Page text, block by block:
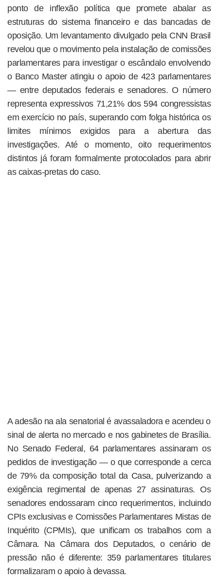
ponto de inflexão política que promete abalar as
estruturas do sistema financeiro e das bancadas de
oposição. Um levantamento divulgado pela CNN Brasil
revelou que o movimento pela instalação de comissões
parlamentares para investigar o escândalo envolvendo
o Banco Master atingiu o apoio de 423 parlamentares
— entre deputados federais e senadores. O número
representa expressivos 71,21% dos 594 congressistas
em exercício no país, superando com folga histórica os
limites mínimos exigidos para a abertura das
investigações. Até o momento, oito requerimentos
distintos já foram formalmente protocolados para abrir
as caixas-pretas do caso.
A adesão na ala senatorial é avassaladora e acendeu o
sinal de alerta no mercado e nos gabinetes de Brasília.
No Senado Federal, 64 parlamentares assinaram os
pedidos de investigação — o que corresponde a cerca
de 79% da composição total da Casa, pulverizando a
exigência regimental de apenas 27 assinaturas. Os
senadores endossaram cinco requerimentos, incluindo
CPIs exclusivas e Comissões Parlamentares Mistas de
Inquérito (CPMIs), que unificam os trabalhos com a
Câmara. Na Câmara dos Deputados, o cenário de
pressão não é diferente: 359 parlamentares titulares
formalizaram o apoio à devassa.